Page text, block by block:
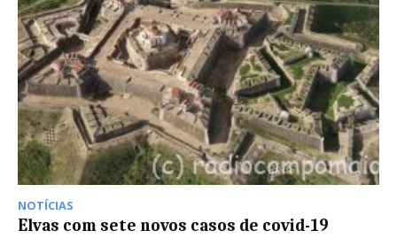
NOTÍCIAS
Elvas com sete novos casos de covid-19